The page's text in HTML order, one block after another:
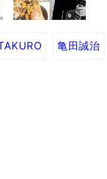
亀田誠治